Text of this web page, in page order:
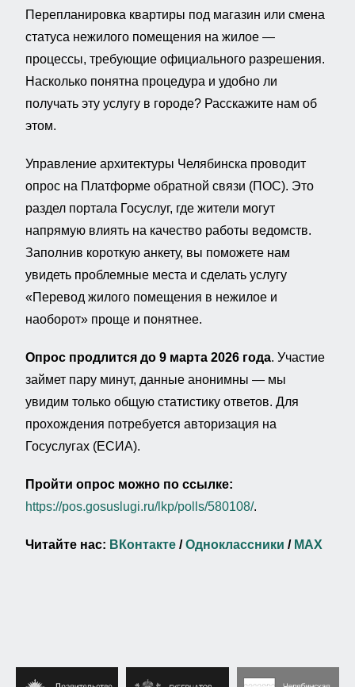
Перепланировка квартиры под магазин или смена
статуса нежилого помещения на жилое —
процессы, требующие официального разрешения.
Насколько понятна процедура и удобно ли
получать эту услугу в городе? Расскажите нам об
этом.
Управление архитектуры Челябинска проводит
опрос на Платформе обратной связи (ПОС). Это
раздел портала Госуслуг, где жители могут
напрямую влиять на качество работы ведомств.
Заполнив короткую анкету, вы поможете нам
увидеть проблемные места и сделать услугу
«Перевод жилого помещения в нежилое и
наоборот» проще и понятнее.
Опрос продлится до 9 марта 2026 года. Участие
займет пару минут, данные анонимны — мы
увидим только общую статистику ответов. Для
прохождения потребуется авторизация на
Госуслугах (ЕСИА).
Пройти опрос можно по ссылке:
https://pos.gosuslugi.ru/lkp/polls/580108/.
Читайте нас: ВКонтакте /Одноклассники / MAX